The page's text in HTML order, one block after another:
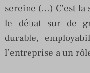
sereine (…) C’est la
le débat sur de
durable,
l’entreprise a un